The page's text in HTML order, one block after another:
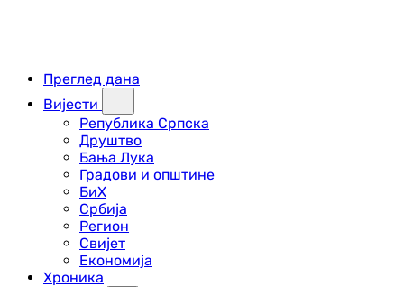
Преглед дана
Вијести
Република Српска
Друштво
Бања Лука
Градови и општине
БиХ
Србија
Регион
Свијет
Економија
Хроника